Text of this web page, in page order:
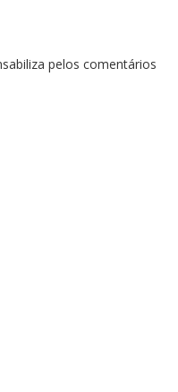
pelos comentários